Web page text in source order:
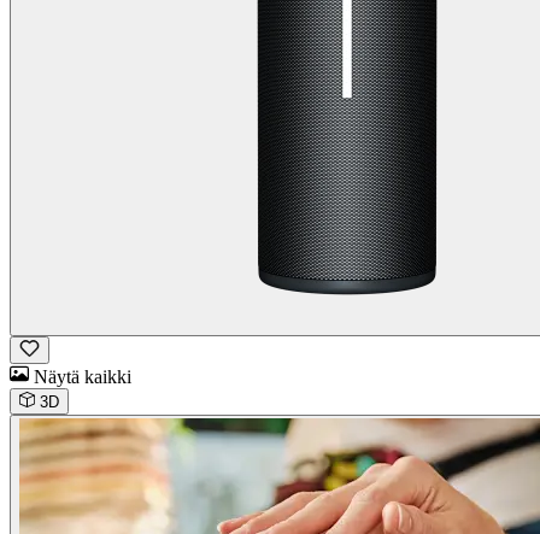
Näytä kaikki
3D